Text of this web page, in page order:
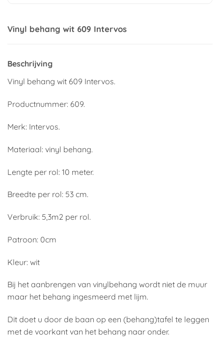
Vinyl behang wit 609 Intervos
Beschrijving
Vinyl behang wit 609 Intervos.
Productnummer: 609.
Merk: Intervos.
Materiaal: vinyl behang.
Lengte per rol: 10 meter.
Breedte per rol: 53 cm.
Verbruik: 5,3m2 per rol.
Patroon: 0cm
Kleur: wit
Bij het aanbrengen van vinylbehang wordt niet de muur
maar het behang ingesmeerd met lijm.
Dit doet u door de baan op een (behang)tafel te leggen
met de voorkant van het behang naar onder.